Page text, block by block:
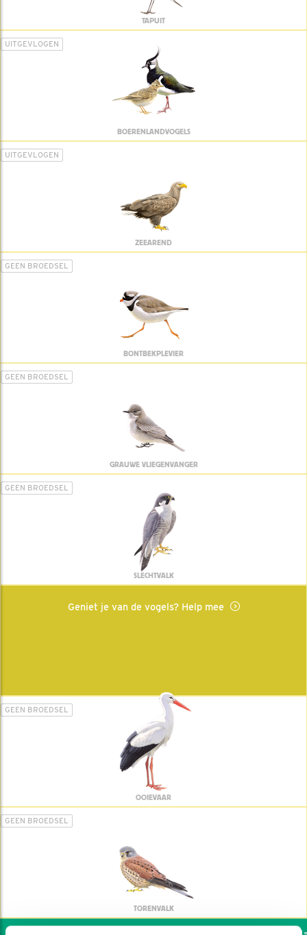
TAPUIT
UITGEVLOGEN
BOERENLANDVOGELS
UITGEVLOGEN
ZEEAREND
GEEN BROEDSEL
BONTBEKPLEVIER
GEEN BROEDSEL
GRAUWE VLIEGENVANGER
GEEN BROEDSEL
SLECHTVALK
Geniet je van de vogels? Help mee
GEEN BROEDSEL
OOIEVAAR
GEEN BROEDSEL
TORENVALK